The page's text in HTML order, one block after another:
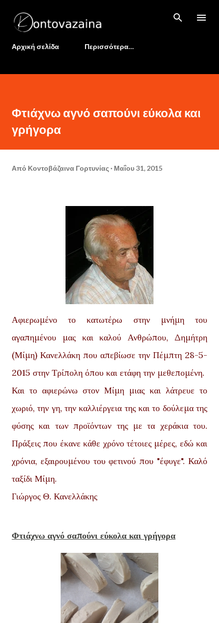
Αρχική σελίδα Περισσότερα…
Φτιάχνω αγνό σαπούνι εύκολα και
γρήγορα
Από Κοντοβάζαινα Γορτυνίας Μαΐου 31, 2015
Αφιερωμένο το κατωτέρω στην μνήμη του
αγαπημένου μας και καλού Ανθρώπου, Δημήτρη
(Μίμη) Κανελλάκη που απεβίωσε την Πέμπτη 28-5-
2015 στην Τρίπολη όπου και ετάφη την μεθεπομένη.
Και το αφιερώνω στον Μίμη μιας και λάτρευε το
χωριό, την γη, την καλλιέργεια της και το δούλεμα της
φύσης και των προϊόντων της με τα χεράκια του.
Πράξεις που έκανε κάθε χρόνο τέτοιες μέρες, εδώ και
χρόνια, εξαιρουμένου του φετινού που "έφυγε". Καλό
ταξίδι Μίμη.
Γιώργος Θ. Κανελλάκης
Φτιάχνω αγνό σαπούνι εύκολα και γρήγορα